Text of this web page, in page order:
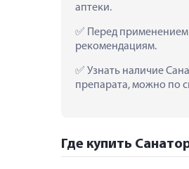
аптеки.
Перед применением
рекомендациям.
Узнать наличие
препарата, можно по
Где купить